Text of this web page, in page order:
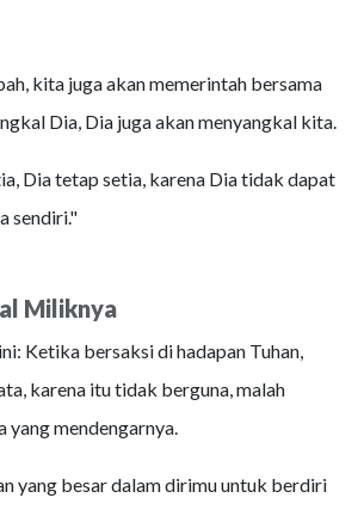
kita juga akan memerintah bersama
Dia, Dia juga akan menyangkal kita.
Dia tetap setia, karena Dia tidak dapat
sendiri."
Miliknya
Ketika bersaksi di hadapan Tuhan,
karena itu tidak berguna, malah
yang mendengarnya.
yang besar dalam dirimu untuk berdiri